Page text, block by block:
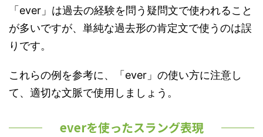
「ever」は過去の経験を問う疑問文で使われること
が多いですが、単純な過去形の肯定文で使うのは誤
りです。
これらの例を参考に、「ever」の使い方に注意し
て、適切な文脈で使用しましょう。
everを使ったスラング表現